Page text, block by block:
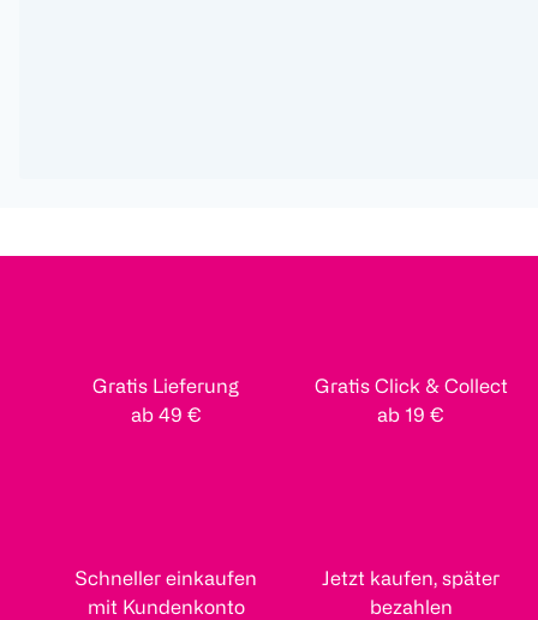
Gratis Lieferung
ab 49 €
Gratis Click & Collect
ab 19 €
Schneller einkaufen
mit Kundenkonto
Jetzt kaufen, später
bezahlen